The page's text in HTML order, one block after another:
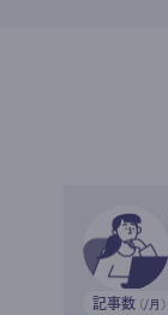
記事数 (/月)